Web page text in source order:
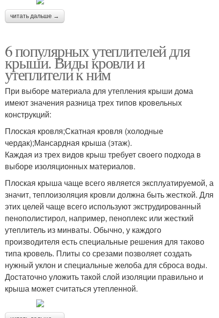
читать дальше →
6 популярных утеплителей для
крыши. Виды кровли и
утеплители к ним
При выборе материала для утепления крыши дома
имеют значения разница трех типов кровельных
конструкций:
Плоская кровля;Скатная кровля (холодные
чердак);Мансардная крыша (этаж).
Каждая из трех видов крыш требует своего подхода в
выборе изоляционных материалов.
Плоская крыша чаще всего является эксплуатируемой, а
значит, теплоизоляция кровли должна быть жесткой. Для
этих целей чаще всего используют экструдированный
пенополистирол, например, пеноплекс или жесткий
утеплитель из минваты. Обычно, у каждого
производителя есть специальные решения для таково
типа кровель. Плиты со срезами позволяет создать
нужный уклон и специальные желоба для сброса воды.
Достаточно уложить такой слой изоляции правильно и
крыша может считаться утепленной.